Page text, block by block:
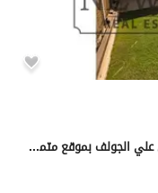
فيلا مستقلة في اب تاون كايرو بحري صف اول علي الجولف بموقع متميز متشطبه بالفرش واكبر مساحه ارض